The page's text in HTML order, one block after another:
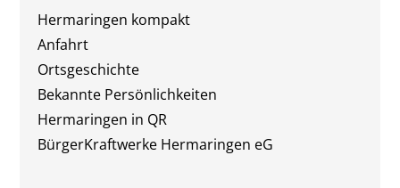
Hermaringen kompakt
Anfahrt
Ortsgeschichte
Bekannte Persönlichkeiten
Hermaringen in QR
BürgerKraftwerke Hermaringen eG